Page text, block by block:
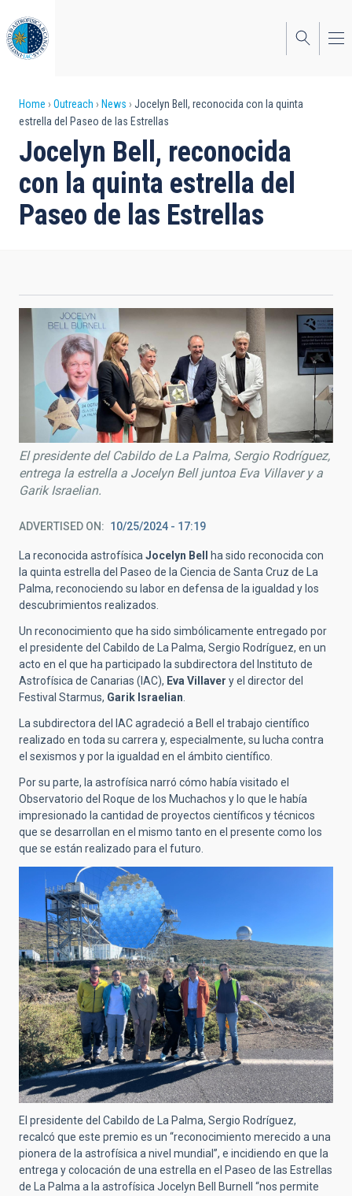
to
main
content
Breadcrumb
Home Outreach News
Jocelyn Bell, reconocida con la quinta
estrella del Paseo de las Estrellas
Jocelyn Bell, reconocida
con la quinta estrella del
Paseo de las Estrellas
El presidente del Cabildo de La Palma, Sergio Rodríguez,
entrega la estrella a Jocelyn Bell juntoa Eva Villaver y a
Garik Israelian.
ADVERTISED ON 10/25/2024 - 17:19
La reconocida astrofísicaJocelyn Bell
ha sido reconocida con
la quinta estrella del Paseo de la Ciencia de Santa Cruz de La
Palma, reconociendo su labor en defensa de la igualdad y los
descubrimientos realizados.
Un reconocimiento que ha sido simbólicamente entregado por
el presidente del Cabildo de La Palma, Sergio Rodríguez, en un
acto en el que ha participado la subdirectora del Instituto de
Astrofísica de Canarias (IAC), Eva Villaver y el director del
Festival Starmus, Garik Israelian.
La subdirectora del IAC agradeció a Bell el trabajo científico
realizado en toda su carrera y, especialmente, su lucha contra
el sexismos y por la igualdad en el ámbito científico.
Por su parte, la astrofísica narró cómo había visitado el
Observatorio del Roque de los Muchachos y lo que le había
impresionado la cantidad de proyectos científicos y técnicos
que se desarrollan en el mismo tanto en el presente como los
que se están realizado para el futuro.
El presidente del Cabildo de La Palma, Sergio Rodríguez,
recalcó que este premio es un “reconocimiento merecido a una
pionera de la astrofísica a nivel mundial”, e incidiendo en que la
entrega y colocación de una estrella en el Paseo de las Estrellas
de La Palma a la astrofísica Jocelyn Bell Burnell “nos permite